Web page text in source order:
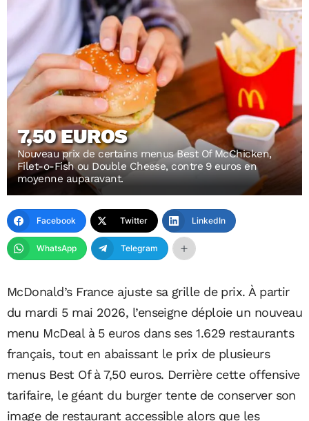
7,50 EUROS
Nouveau prix de certains menus Best Of McChicken,
Filet-o-Fish ou Double Cheese, contre 9 euros en
moyenne auparavant.
Facebook Twitter LinkedIn
WhatsApp Telegram
McDonald’s France ajuste sa grille de prix. À partir
du mardi 5 mai 2026, l’enseigne déploie un nouveau
menu McDeal à 5 euros dans ses 1.629 restaurants
français, tout en abaissant le prix de plusieurs
menus Best Of à 7,50 euros. Derrière cette offensive
tarifaire, le géant du burger tente de conserver son
image de restaurant accessible alors que les